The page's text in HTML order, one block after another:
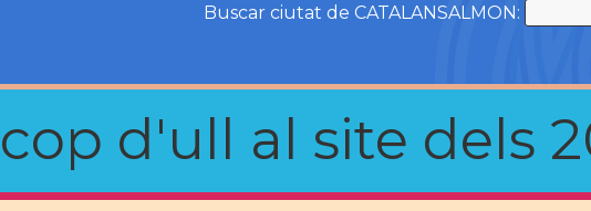
Buscar ciutat de CATALANSALMON:
d'ull al site dels